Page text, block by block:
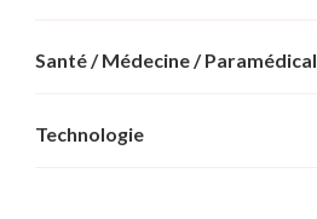
Santé / Médecine / Paramédical
Technologie